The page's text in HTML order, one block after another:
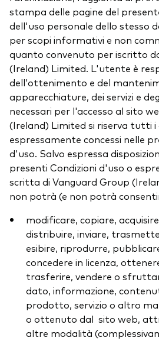
stampa delle pagine del
dell'uso personale dello stesso
per scopi informativi e non
quanto convenuto per iscritto
(Ireland) Limited. L'utente è
dell'ottenimento e del
apparecchiature, dei servizi e
necessari per l'accesso al sito
(Ireland) Limited si riserva tutti
espressamente concessi nelle
d'uso. Salvo espressa
presenti Condizioni d'uso o
scritta di Vanguard Group
non potrà (e non potrà
modificare, copiare,
distribuire, inviare,
esibire, riprodurre,
concedere in licenza,
trasferire, vendere o
dato, informazione,
prodotto, servizio o altro
o ottenuto dal sito web,
altre modalità